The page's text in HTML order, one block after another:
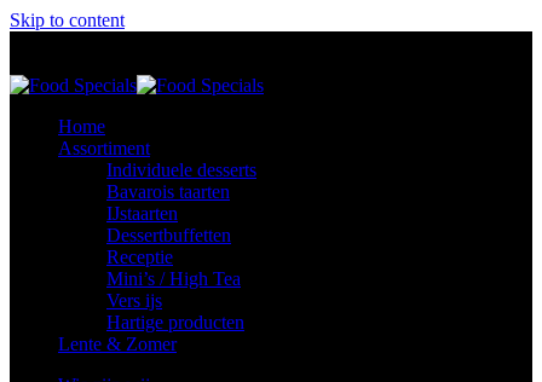
Skip to content
Home
Assortiment
Individuele desserts
Bavarois taarten
IJstaarten
Dessertbuffetten
Receptie
Mini’s / High Tea
Vers ijs
Hartige producten
Lente & Zomer